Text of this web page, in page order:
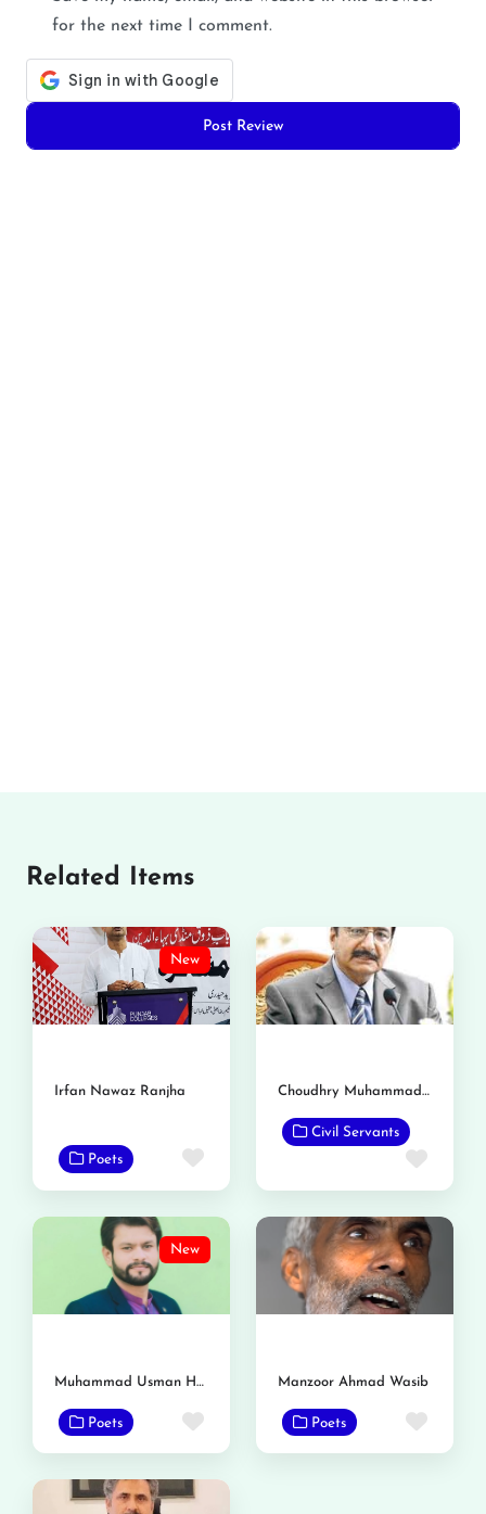
for the next time I comment.
Related Items
New
Irfan Nawaz Ranjha
Poets Favorite
Choudhry Muhammad Zaka
Civil Servants
New
Muhammad Usman Haseeb Saidavi
Poets Favorite
Manzoor Ahmad Wasib
Poets